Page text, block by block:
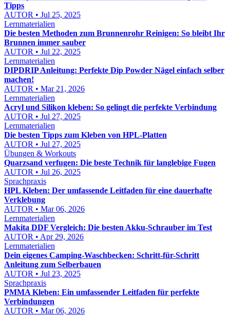
Tipps
AUTOR • Jul 25, 2025
Lernmaterialien
Die besten Methoden zum Brunnenrohr Reinigen: So bleibt Ihr
Brunnen immer sauber
AUTOR • Jul 22, 2025
Lernmaterialien
DIPDRIP Anleitung: Perfekte Dip Powder Nägel einfach selber
machen!
AUTOR • Mar 21, 2026
Lernmaterialien
Acryl und Silikon kleben: So gelingt die perfekte Verbindung
AUTOR • Jul 27, 2025
Lernmaterialien
Die besten Tipps zum Kleben von HPL-Platten
AUTOR • Jul 27, 2025
Übungen & Workouts
Quarzsand verfugen: Die beste Technik für langlebige Fugen
AUTOR • Jul 26, 2025
Sprachpraxis
HPL Kleben: Der umfassende Leitfaden für eine dauerhafte
Verklebung
AUTOR • Mar 06, 2026
Lernmaterialien
Makita DDF Vergleich: Die besten Akku-Schrauber im Test
AUTOR • Apr 29, 2026
Lernmaterialien
Dein eigenes Camping-Waschbecken: Schritt-für-Schritt
Anleitung zum Selberbauen
AUTOR • Jul 23, 2025
Sprachpraxis
PMMA Kleben: Ein umfassender Leitfaden für perfekte
Verbindungen
AUTOR • Mar 06, 2026